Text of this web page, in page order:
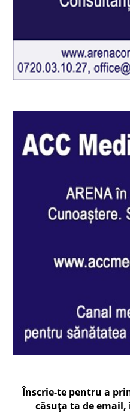
Înscrie-te pentru a
căsuța ta de email,